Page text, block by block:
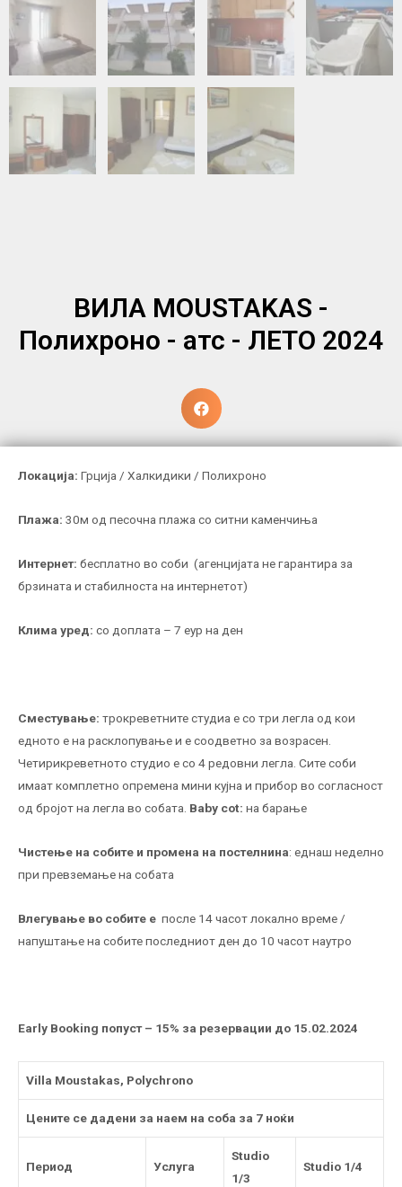
ВИЛА MOUSTAKAS -
Полихроно - атс - ЛЕТО 2024
Локација: Грција / Халкидики / Полихроно
Плажа: 30м од песочна плажа со ситни каменчиња
Интернет: бесплатно во соби (агенцијата не гарантира за
брзината и стабилноста на интернетот)
Клима уред: со доплата – 7 еур на ден
Сместување: трокреветните студиа е со три легла од кои
едното е на расклопување и е соодветно за возрасен.
Четирикреветното студио е со 4 редовни легла. Сите соби
имаат комплетно опремена мини кујна и прибор во согласност
од бројот на легла во собата. Baby cot: на барање
Чистење на собите и промена на постелнина: еднаш неделно
при превземање на собата
Влегување во собите е после 14 часот локално време /
напуштање на собите последниот ден до 10 часот наутро
Early Booking попуст – 15% за резервации до 15.02.2024
Villa Moustakas, Polychrono
Цените се дадени за наем на соба за 7 ноќи
Период Услуга
Studio
1/3
Studio 1/4